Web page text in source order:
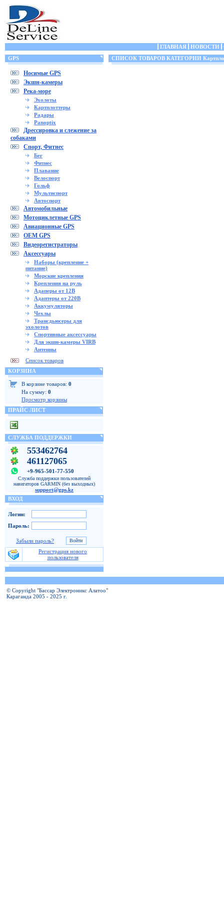
ГЛАВНАЯ НОВОСТИ
GPS
Носимые GPS
Экшн-камеры
Река-море
Эхолоты
Картплоттеры
Радары
Panoptix
Дрессировка и слежение за
собаками
Спорт, Фитнес
Бег
Фитнес
Плавание
Велоспорт
Гольф
Мультиспорт
Автоспорт
Автомобильные
Мотоциклетные GPS
Авиационные GPS
OEM GPS
Видеорегистраторы
Аксессуары
Наборы (крепление +
питание)
Морские крепления
Крепления на руль
Адаперы от 12В
Адаптеры от 220В
Аккумуляторы
Чехлы
Трансдьюсеры для
эхолотов
Спортивные аксессуары
Для экшн-камеры VIRB
Антенны
Список товаров
КОРЗИНА
В корзине товаров: 0
На сумму: 0
Просмотр корзины
ПРАЙС ЛИСТ
СЛУЖБА ПОДДЕРЖКИ
553462764
461127065
+9-965-501-77-550
Служба поддержки пользователей
навигаторов GARMIN (без выходных)
support@gps.kz
ВХОД
Логин:
Пароль:
Забыли пароль?
Регистрация нового
пользователя
СПИСОК ТОВАРОВ КАТЕГОРИИ
© Copyright "Бассар Электроникс Алатоо"
Караганда 2005 - 2025 г.